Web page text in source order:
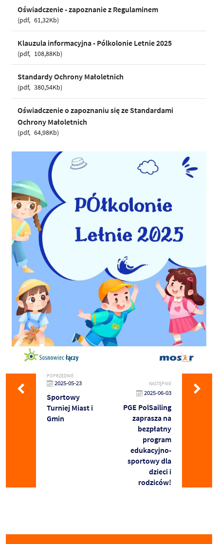
Oświadczenie - zapoznanie z Regulaminem
pdf 61,32Kb
Klauzula informacyjna - Pólkolonie Letnie 2025
pdf 108,88Kb
Standardy Ochrony Małoletnich
pdf 380,54Kb
Oświadczenie o zapoznaniu się ze Standardami
Ochrony Małoletnich
pdf 64,98Kb
POPRZEDNIE
2025-05-23
Sportowy
Turniej Miast i
Gmin
NASTĘPNIE
2025-06-03
PGE PolSailing
zaprasza na
bezpłatny
program
edukacyjno-
sportowy dla
dzieci i
rodziców!